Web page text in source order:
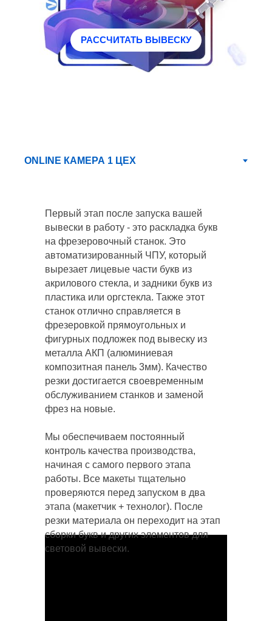
РАССЧИТАТЬ ВЫВЕСКУ
Первый этап после запуска вашей
вывески в работу - это раскладка букв
на фрезеровочный станок. Это
автоматизированный ЧПУ, который
вырезает лицевые части букв из
акрилового стекла, и задники букв из
пластика или оргстекла. Также этот
станок отлично справляется в
фрезеровкой прямоугольных и
фигурных подложек под вывеску из
металла АКП (алюминиевая
композитная панель 3мм). Качество
резки достигается своевременным
обслуживанием станков и заменой
фрез на новые.
Мы обеспечиваем постоянный
контроль качества производства,
начиная с самого первого этапа
работы. Все макеты тщательно
проверяются перед запуском в два
этапа (макетчик + технолог). После
резки материала он переходит на этап
сборки букв и других элементов для
световой вывески.